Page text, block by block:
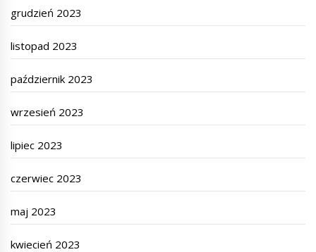
grudzień 2023
listopad 2023
październik 2023
wrzesień 2023
lipiec 2023
czerwiec 2023
maj 2023
kwiecień 2023